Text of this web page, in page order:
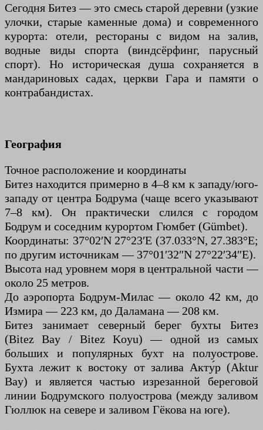
Сегодня Битез — это смесь старой деревни (узкие
улочки, старые каменные дома) и современного
курорта: отели, рестораны с видом на залив,
водные виды спорта (виндсёрфинг, парусный
спорт). Но историческая душа сохраняется в
мандариновых садах, церкви Гара и памяти о
контрабандистах.
География
Точное расположение и координаты
Битез находится примерно в 4–8 км к западу/юго-
западу от центра Бодрума (чаще всего указывают
7–8 км). Он практически слился с городом
Бодрум и соседним курортом Гюмбет (Gümbet).
Координаты: 37°02′N 27°23′E (37.033°N, 27.383°E;
по другим источникам — 37°01′32″N 27°22′34″E).
Высота над уровнем моря в центральной части —
около 25 метров.
До аэропорта Бодрум-Милас — около 42 км, до
Измира — 223 км, до Даламана — 208 км.
Битез занимает северный берег бухты Битез
(Bitez Bay / Bitez Koyu) — одной из самых
больших и популярных бухт на полуострове.
Бухта лежит к востоку от залива Акту́р (Aktur
Bay) и является частью изрезанной береговой
линии Бодрумского полуострова (между заливом
Гюллюк на севере и заливом Гёкова на юге).